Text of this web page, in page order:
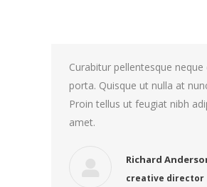
Curabitur pellentesque
porta. Quisque ut nulla at
Proin tellus ut feugiat nibh
amet.
Richard
creative director